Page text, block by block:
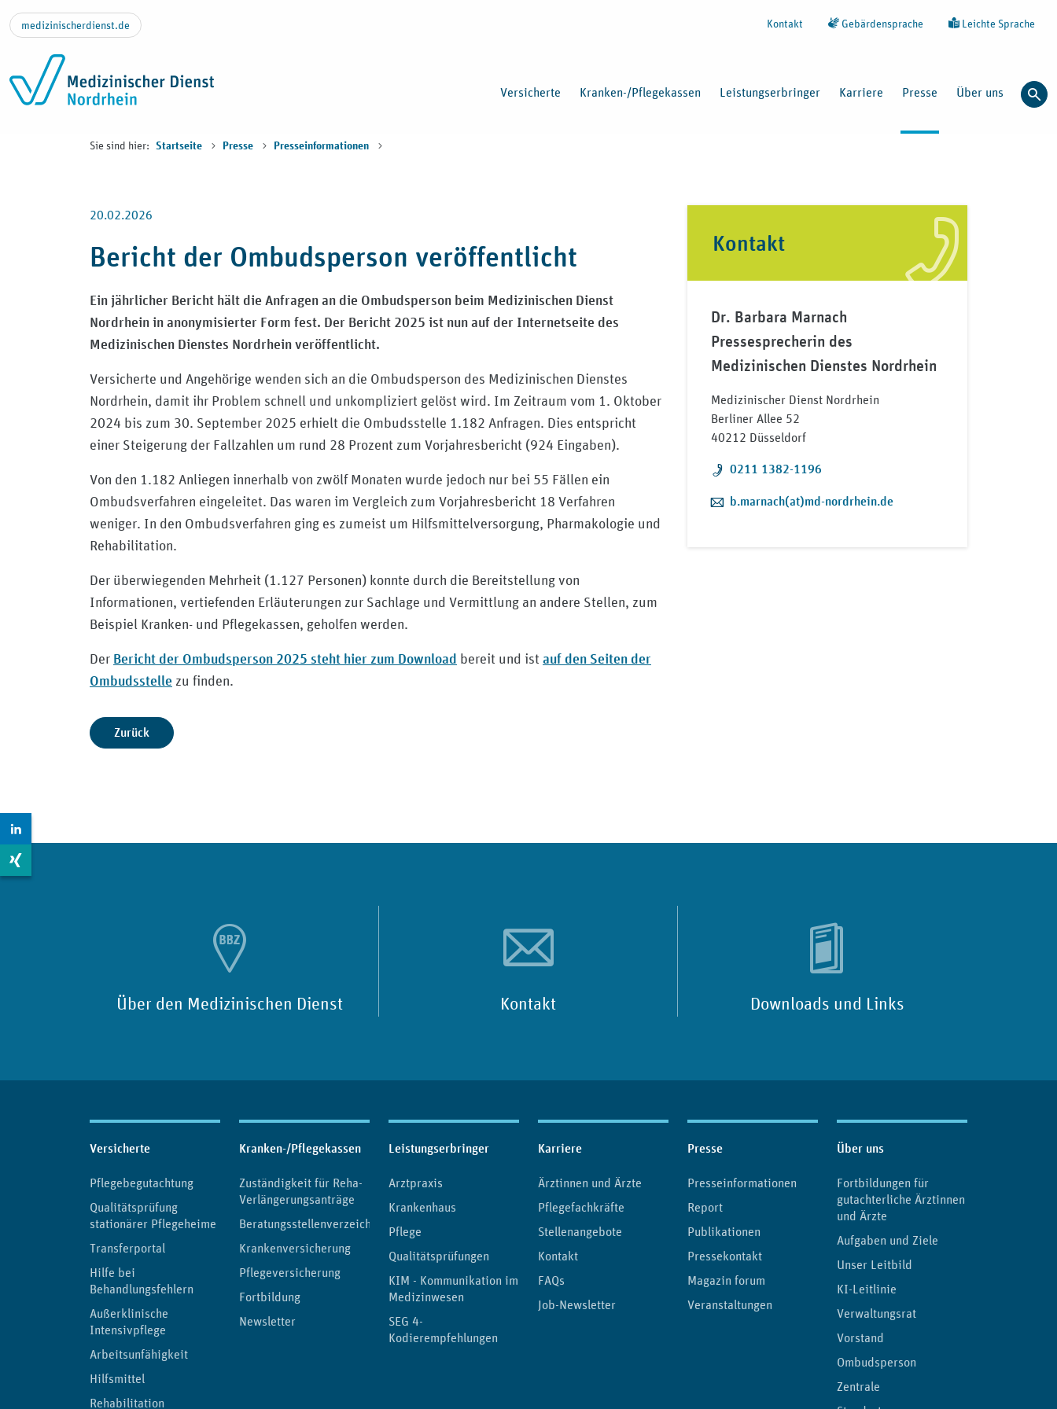
Zum Inhalt springen
medizinischerdienst.de Kontakt Gebärdensprache Leichte Sprache
Versicherte Kranken-/Pflegekassen Leistungserbringer Karriere Presse Über uns
Sie sind hier: Startseite Presse Presseinformationen
20.02.2026
Bericht der Ombudsperson veröffentlicht
Ein jährlicher Bericht hält die Anfragen an die Ombudsperson beim Medizinischen Dienst
Nordrhein in anonymisierter Form fest. Der Bericht 2025 ist nun auf der Internetseite des
Medizinischen Dienstes Nordrhein veröffentlicht.
Versicherte und Angehörige wenden sich an die Ombudsperson des Medizinischen Dienstes
Nordrhein, damit ihr Problem schnell und unkompliziert gelöst wird. Im Zeitraum vom 1. Oktober
2024 bis zum 30. September 2025 erhielt die Ombudsstelle 1.182 Anfragen. Dies entspricht
einer Steigerung der Fallzahlen um rund 28 Prozent zum Vorjahresbericht (924 Eingaben).
Von den 1.182 Anliegen innerhalb von zwölf Monaten wurde jedoch nur bei 55 Fällen ein
Ombudsverfahren eingeleitet. Das waren im Vergleich zum Vorjahresbericht 18 Verfahren
weniger. In den Ombudsverfahren ging es zumeist um Hilfsmittelversorgung, Pharmakologie und
Rehabilitation.
Der überwiegenden Mehrheit (1.127 Personen) konnte durch die Bereitstellung von
Informationen, vertiefenden Erläuterungen zur Sachlage und Vermittlung an andere Stellen, zum
Beispiel Kranken- und Pflegekassen, geholfen werden.
Der Bericht der Ombudsperson 2025 steht hier zum Download bereit und ist auf den Seiten der
Ombudsstelle zu finden.
Zurück
Kontakt
Dr. Barbara Marnach
Pressesprecherin des
Medizinischen Dienstes Nordrhein
Medizinischer Dienst Nordrhein
Berliner Allee 52
40212 Düsseldorf
Telefon:
0211 1382-1196
E-Mail:
b.marnach(at)md-nordrhein.de
Über den Medizinischen Dienst Kontakt Downloads und Links
Inhaltsübersicht
Versicherte
Pflegebegutachtung
Qualitätsprüfung
stationärer Pflegeheime
Transferportal
Hilfe bei
Behandlungsfehlern
Außerklinische
Intensivpflege
Arbeitsunfähigkeit
Hilfsmittel
Rehabilitation
Kranken-/Pflegekassen
Zuständigkeit für Reha-
Verlängerungsanträge
Beratungsstellenverzeichnis
Krankenversicherung
Pflegeversicherung
Fortbildung
Newsletter
Leistungserbringer
Arztpraxis
Krankenhaus
Pflege
Qualitätsprüfungen
KIM - Kommunikation im
Medizinwesen
SEG 4-
Kodierempfehlungen
Karriere
Ärztinnen und Ärzte
Pflegefachkräfte
Stellenangebote
Kontakt
FAQs
Job-Newsletter
Presse
Presseinformationen
Report
Publikationen
Pressekontakt
Magazin forum
Veranstaltungen
Über uns
Fortbildungen für
gutachterliche Ärztinnen
und Ärzte
Aufgaben und Ziele
Unser Leitbild
KI-Leitlinie
Verwaltungsrat
Vorstand
Ombudsperson
Zentrale